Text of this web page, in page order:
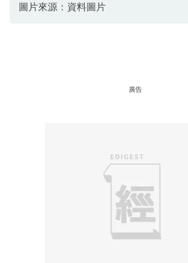
圖片來源：資料圖片
廣告